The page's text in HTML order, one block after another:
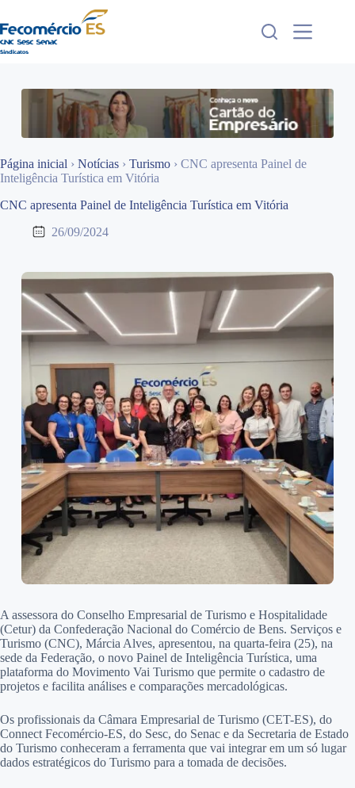
para
o
conteúdo
Página inicial › Notícias › Turismo › CNC apresenta Painel de
Inteligência Turística em Vitória
CNC apresenta Painel de Inteligência Turística em Vitória
26/09/2024
A assessora do Conselho Empresarial de Turismo e Hospitalidade
(Cetur) da Confederação Nacional do Comércio de Bens. Serviços e
Turismo (CNC), Márcia Alves, apresentou, na quarta-feira (25), na
sede da Federação, o novo Painel de Inteligência Turística, uma
plataforma do Movimento Vai Turismo que permite o cadastro de
projetos e facilita análises e comparações mercadológicas.
Os profissionais da Câmara Empresarial de Turismo (CET-ES), do
Connect Fecomércio-ES, do Sesc, do Senac e da Secretaria de Estado
do Turismo conheceram a ferramenta que vai integrar em um só lugar
dados estratégicos do Turismo para a tomada de decisões.